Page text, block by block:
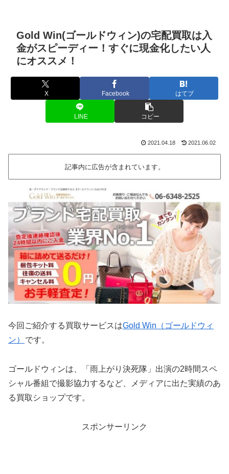
Gold Win(ゴールドウィン)の宅配買取は入
金がスピーディー！すぐに現金化したい人
にオススメ！
X Facebook はてブ
LINE コピー
2021.04.18 2021.06.02
記事内に広告が含まれています。
今回ご紹介する買取サービスはGold Win（ゴールドウィ
ン）
です。
ゴールドウィンは、「雨上がり決死隊」出演の2時間スペ
シャル番組で撮影協力するなど、メディアに出た実績のあ
る買取ショップです。
スポンサーリンク